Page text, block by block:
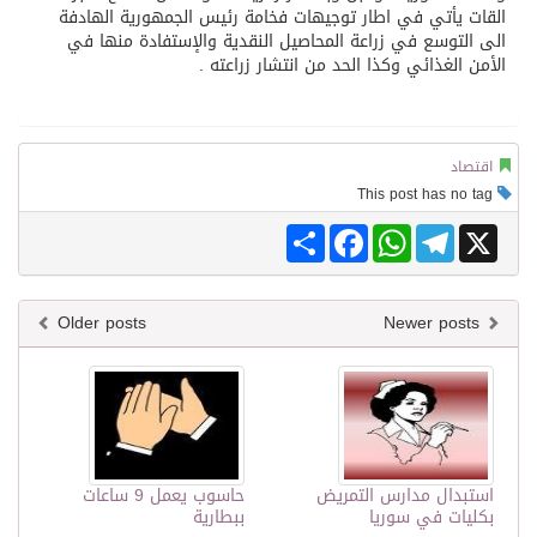
القات يأتي في اطار توجيهات فخامة رئيس الجمهورية الهادفة
الى التوسع في زراعة المحاصيل النقدية والإستفادة منها في
الأمن الغذائي وكذا الحد من انتشار زراعته .
اقتصاد
Share
FacebookWhatsAppTelegram X
Older posts
حاسوب يعمل 9 ساعات
ببطارية
استبدال مدارس التمريض
بكليات في سوريا